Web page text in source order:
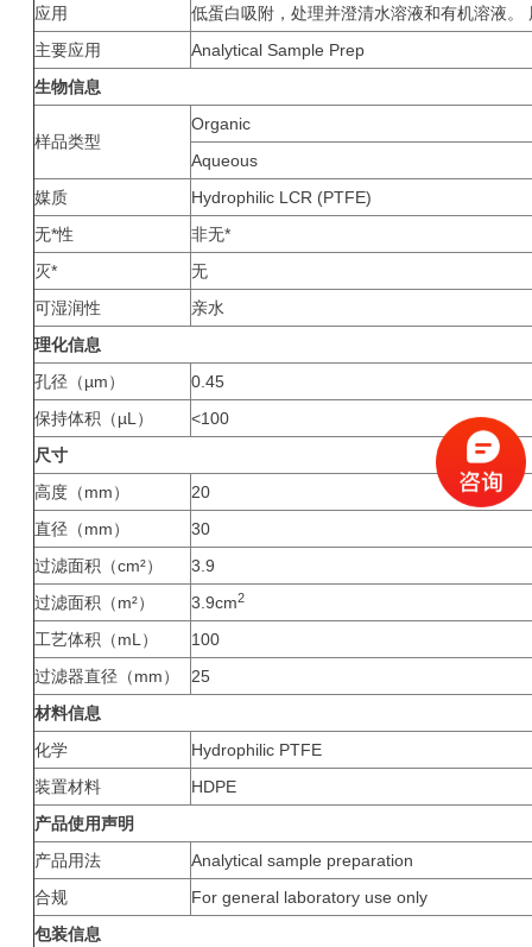
应用
低蛋白吸附，处理并澄清水溶液和有机溶液。
主要应用
Analytical Sample Prep
生物信息
样品类型
Organic
Aqueous
媒质
Hydrophilic LCR (PTFE)
无*性
非无*
灭*
无
可湿润性
亲水
理化信息
孔径（µm）
0.45
保持体积（µL）
<100
尺寸
高度（mm）
20
直径（mm）
30
过滤面积（cm²）
3.9
过滤面积（m²）
3.9cm2
工艺体积（mL）
100
过滤器直径（mm）
25
材料信息
化学
Hydrophilic PTFE
装置材料
HDPE
产品使用声明
产品用法
Analytical sample preparation
合规
For general laboratory use only
包装信息